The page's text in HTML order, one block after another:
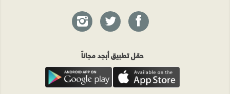
حمّل تطبيق أبجد مجاناً